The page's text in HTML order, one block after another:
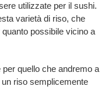
utilizzate per il sushi.
varietà di riso, che
possibile vicino a
quello che andremo a
riso semplicemente